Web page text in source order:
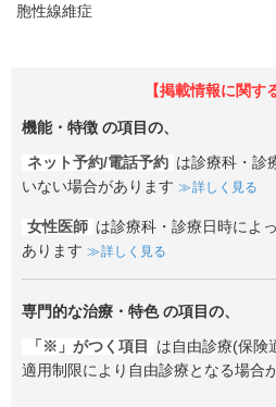
胞性線維症
【掲載情報に関す
機能・特徴 の項目の、
ネット予約/電話予約 は診療科・診
いない場合があります
詳しく見る
女性医師 は診療科・診療日時によ
あります
詳しく見る
専門的な治療・特色の項目の、
「※」がつく項目
は自由診療(保険
適用制限により自由診療となる場合